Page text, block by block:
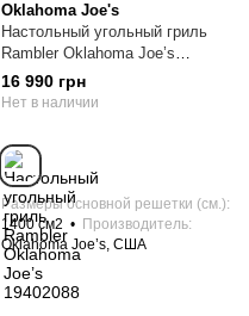
Oklahoma Joe's
Настольный угольный гриль
Rambler Oklahoma Joe’s
19402088
16 990 грн
Нет в наличии
Размеры основной решетки (см.)
1400 см2
Производитель
Oklahoma Joe’s, США